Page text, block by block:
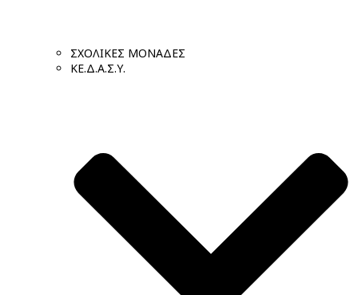
ΣΧΟΛΙΚΕΣ ΜΟΝΑΔΕΣ
ΚΕ.Δ.Α.Σ.Υ.